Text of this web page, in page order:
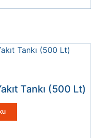
Tankı (500 Lt)